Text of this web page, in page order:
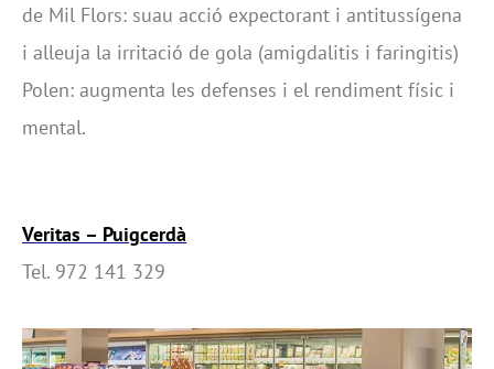
de Mil Flors: suau acció expectorant i antitussígena
i alleuja la irritació de gola (amigdalitis i faringitis)
Polen: augmenta les defenses i el rendiment físic i
mental.
Veritas – Puigcerdà
Tel. 972 141 329